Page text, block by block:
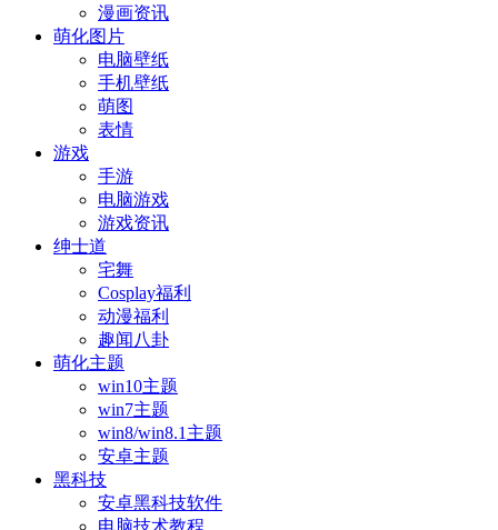
漫画资讯
萌化图片
电脑壁纸
手机壁纸
萌图
表情
游戏
手游
电脑游戏
游戏资讯
绅士道
宅舞
Cosplay福利
动漫福利
趣闻八卦
萌化主题
win10主题
win7主题
win8/win8.1主题
安卓主题
黑科技
安卓黑科技软件
电脑技术教程